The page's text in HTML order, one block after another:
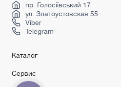
пр. Голосіївський 17
ул. Златоустовская 55
Viber
Telegram
Каталог
Сервис